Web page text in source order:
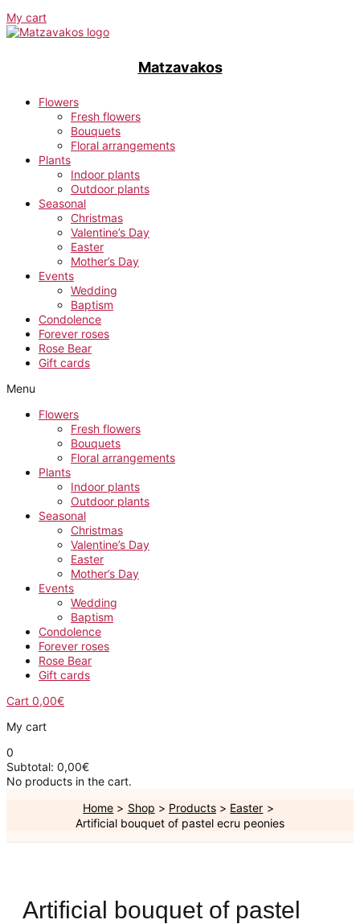
My cart
Matzavakos
Flowers
Fresh flowers
Bouquets
Floral arrangements
Plants
Indoor plants
Outdoor plants
Seasonal
Christmas
Valentine’s Day
Easter
Mother’s Day
Events
Wedding
Baptism
Condolence
Forever roses
Rose Bear
Gift cards
Menu
Flowers
Fresh flowers
Bouquets
Floral arrangements
Plants
Indoor plants
Outdoor plants
Seasonal
Christmas
Valentine’s Day
Easter
Mother’s Day
Events
Wedding
Baptism
Condolence
Forever roses
Rose Bear
Gift cards
Cart 0,00€
My cart
0
Subtotal: 0,00€
No products in the cart.
Home
Shop Products
Easter
Artificial bouquet of pastel ecru peonies
Artificial bouquet of pastel